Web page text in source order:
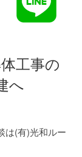
工事の
へ
は(有)光和ルー